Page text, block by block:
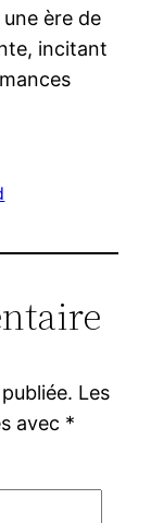
une ère de
incitant
Les
avec *